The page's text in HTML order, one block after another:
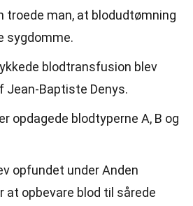
troede man, at blodudtømning
sygdomme.
blodtransfusion blev
Jean-Baptiste Denys.
opdagede blodtyperne A, B og
opfundet under Anden
at opbevare blod til sårede